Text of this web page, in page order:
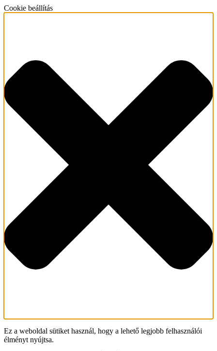
Cookie beállítás
Ez a weboldal sütiket használ, hogy a lehető legjobb felhasználói
élményt nyújtsa.